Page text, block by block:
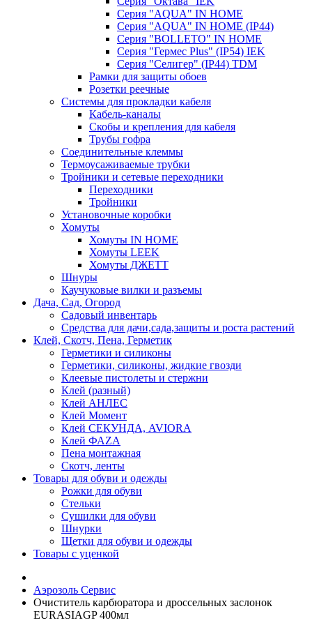
Серия "AQUA" IN HOME
Серия "AQUA" IN HOME (IP44)
Серия "BОLLETO" IN HOME
Серия "Гермес Plus" (IP54) IEK
Серия "Селигер" (IP44) TDM
Рамки для защиты обоев
Розетки реечные
Системы для прокладки кабеля
Кабель-каналы
Скобы и крепления для кабеля
Трубы гофра
Соединительные клеммы
Термоусаживаемые трубки
Тройники и сетевые переходники
Переходники
Тройники
Установочные коробки
Хомуты
Хомуты IN HOME
Хомуты LEEK
Хомуты ДЖЕТТ
Шнуры
Каучуковые вилки и разъемы
Дача, Сад, Огород
Садовый инвентарь
Средства для дачи,сада,защиты и роста растений
Клей, Скотч, Пена, Герметик
Герметики и силиконы
Герметики, силиконы, жидкие гвозди
Клеевые пистолеты и стержни
Клей (разный)
Клей АНЛЕС
Клей Момент
Клей СЕКУНДА, AVIORA
Клей ФАZА
Пена монтажная
Скотч, ленты
Товары для обуви и одежды
Рожки для обуви
Стельки
Сушилки для обуви
Шнурки
Щетки для обуви и одежды
Товары с уценкой
Аэрозоль Сервис
Очиститель карбюратора и дроссельных заслонок
EURASIAGP 400мл